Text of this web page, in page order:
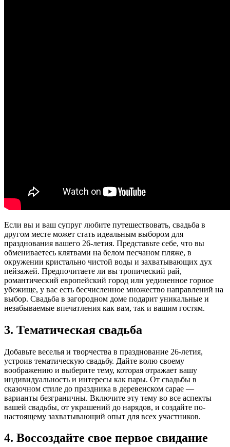
Если вы и ваш супруг любите путешествовать, свадьба в
другом месте может стать идеальным выбором для
празднования вашего 26-летия. Представьте себе, что вы
обмениваетесь клятвами на белом песчаном пляже, в
окружении кристально чистой воды и захватывающих дух
пейзажей. Предпочитаете ли вы тропический рай,
романтический европейский город или уединенное горное
убежище, у вас есть бесчисленное множество направлений на
выбор. Свадьба в загородном доме подарит уникальные и
незабываемые впечатления как вам, так и вашим гостям.
3. Тематическая свадьба
Добавьте веселья и творчества в празднование 26-летия,
устроив тематическую свадьбу. Дайте волю своему
воображению и выберите тему, которая отражает вашу
индивидуальность и интересы как пары. От свадьбы в
сказочном стиле до праздника в деревенском сарае —
варианты безграничны. Включите эту тему во все аспекты
вашей свадьбы, от украшений до нарядов, и создайте по-
настоящему захватывающий опыт для всех участников.
4. Воссоздайте свое первое свидание